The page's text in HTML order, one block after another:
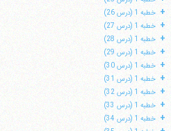
+ خطبه 1 (درس 26)
+ خطبه 1 (درس 27)
+ خطبه 1 (درس 28)
+ خطبه 1 (درس 29)
+ خطبه 1 (درس 30)
+ خطبه 1 (درس 31)
+ خطبه 1 (درس 32)
+ خطبه 1 (درس 33)
+ خطبه 1 (درس 34)